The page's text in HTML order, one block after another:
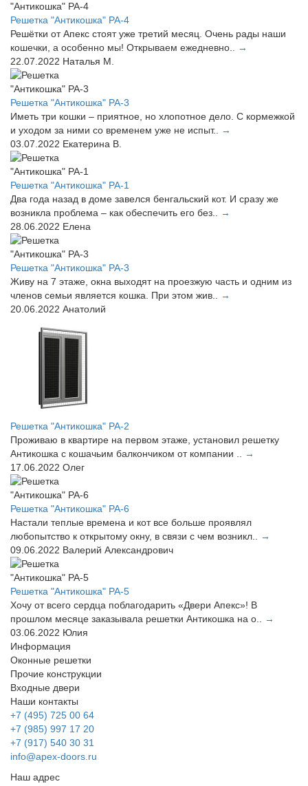
Решетка "Антикошка" РА-4
Решётки от Апекс стоят уже третий месяц. Очень рады наши
кошечки, а особенно мы! Открываем ежедневно..
→
22.07.2022 Наталья М.
Решетка "Антикошка" РА-3
Иметь три кошки – приятное, но хлопотное дело. С кормежкой
и уходом за ними со временем уже не испыт..
→
03.07.2022 Екатерина В.
Решетка "Антикошка" РА-1
Два года назад в доме завелся бенгальский кот. И сразу же
возникла проблема – как обеспечить его без..
→
28.06.2022 Елена
Решетка "Антикошка" РА-3
Живу на 7 этаже, окна выходят на проезжую часть и одним из
членов семьи является кошка. При этом жив..
→
20.06.2022 Анатолий
Решетка "Антикошка" РА-2
Проживаю в квартире на первом этаже, установил решетку
Антикошка с кошачьим балкончиком от компании ..
→
17.06.2022 Олег
Решетка "Антикошка" РА-6
Настали теплые времена и кот все больше проявлял
любопытство к открытому окну, в связи с чем возникл..
→
09.06.2022 Валерий Александрович
Решетка "Антикошка" РА-5
Хочу от всего сердца поблагодарить «Двери Апекс»! В
прошлом месяце заказывала решетки Антикошка на о..
→
03.06.2022 Юлия
Информация
Оконные решетки
Прочие конструкции
Входные двери
Наши контакты
+7 (495) 725 00 64
+7 (985) 997 17 20
+7 (917) 540 30 31
info@apex-doors.ru
Наш адрес